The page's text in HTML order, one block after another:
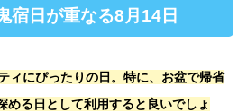
宿日が重なる8月14日
ィにぴったりの日。特に、お盆で帰省
める日として利用すると良いでしょ